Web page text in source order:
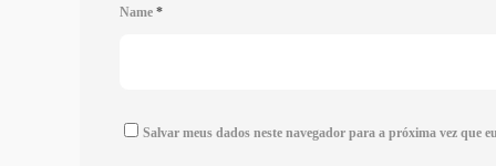
Name *
Salvar meus dados neste navegador para a próxima vez que